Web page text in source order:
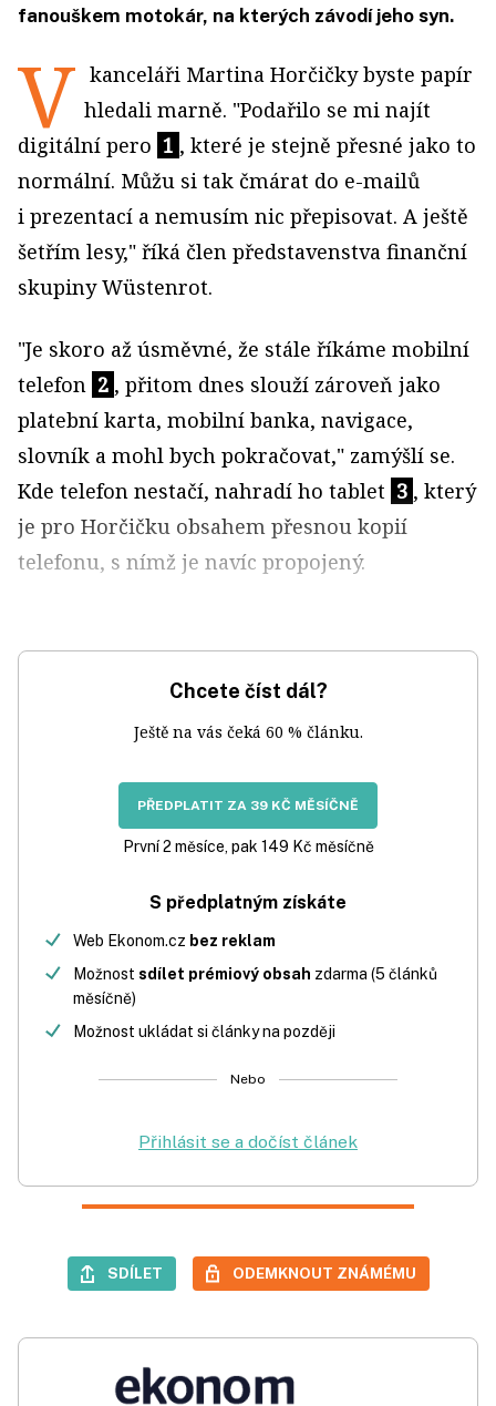
fanouškem motokár, na kterých závodí jeho syn.
V kanceláři Martina Horčičky byste papír
hledali marně. "Podařilo se mi najít
digitální pero 1 , které je stejně přesné jako to
normální. Můžu si tak čmárat do e-mailů
i prezentací a nemusím nic přepisovat. A ještě
šetřím lesy," říká člen představenstva finanční
skupiny Wüstenrot.
"Je skoro až úsměvné, že stále říkáme mobilní
telefon 2 , přitom dnes slouží zároveň jako
platební karta, mobilní banka, navigace,
slovník a mohl bych pokračovat," zamýšlí se.
Kde telefon nestačí, nahradí ho tablet 3 , který
je pro Horčičku obsahem přesnou kopií
telefonu, s nímž je navíc propojený.
Chcete číst dál?
Ještě na vás čeká 60 % článku.
PŘEDPLATIT ZA 39 KČ MĚSÍČNĚ
První 2 měsíce, pak 149 Kč měsíčně
S předplatným získáte
Web Ekonom.cz bez reklam
Možnost sdílet prémiový obsah zdarma (5 článků
měsíčně)
Možnost ukládat si články na později
Nebo
Přihlásit se a dočíst článek
SDÍLET ODEMKNOUT ZNÁMÉMU